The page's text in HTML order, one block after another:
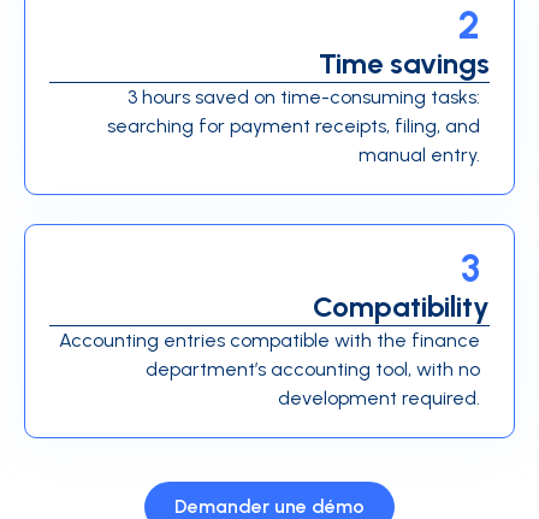
Time savings
2
3 hours saved on time-consuming tasks:
searching for payment receipts, filing, and
manual entry.
Compatibility
3
Accounting entries compatible with the finance
department’s accounting tool, with no
development required.
Demander une démo